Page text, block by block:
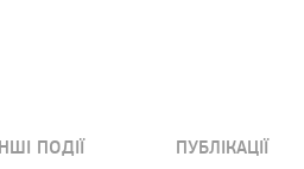
ІНШІ ПОДІЇ ПУБЛІКАЦІЇ